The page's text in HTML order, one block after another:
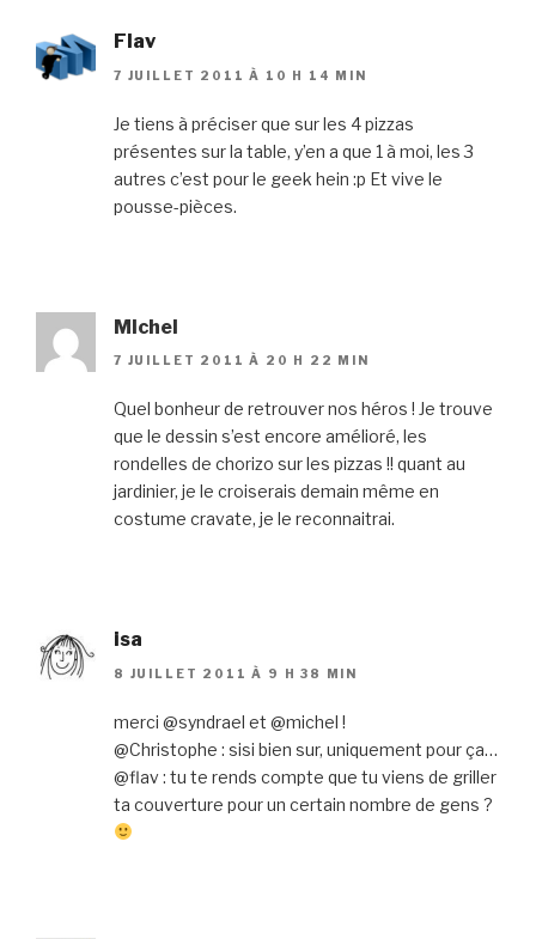
Flav
7 JUILLET 2011 À 10 H 14 MIN
Je tiens à préciser que sur les 4 pizzas
présentes sur la table, y’en a que 1 à moi, les 3
autres c’est pour le geek hein :p Et vive le
pousse-pièces.
MIchel
7 JUILLET 2011 À 20 H 22 MIN
Quel bonheur de retrouver nos héros ! Je trouve
que le dessin s’est encore amélioré, les
rondelles de chorizo sur les pizzas !! quant au
jardinier, je le croiserais demain même en
costume cravate, je le reconnaitrai.
isa
8 JUILLET 2011 À 9 H 38 MIN
merci @syndrael et @michel !
@Christophe : sisi bien sur, uniquement pour ça…
@flav : tu te rends compte que tu viens de griller
ta couverture pour un certain nombre de gens ?